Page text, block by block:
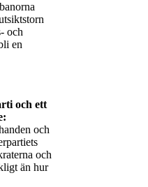
och
en
och ett
och
och
än hur